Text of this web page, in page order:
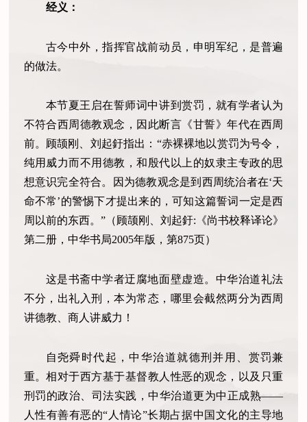
经义：
古今中外，指挥官战前动员，申明军纪，是普遍
的做法。
本节夏王启在誓师词中讲到赏罚，就有学者认为
不符合西周德教观念，因此断言《甘誓》年代在西周
前。顾颉刚、刘起釪指出：“赤裸裸地以赏罚为号令，
纯用威力而不用德教，和殷代以上的奴隶主专政的思
想意识完全符合。因为德教观念是到西周统治者在‘天
命不常’的警惕下才提出来的，可知这篇誓词一定是西
周以前的东西。”（顾颉刚、刘起釪:《尚书校释译论》
第二册，中华书局2005年版，第875页）
这是书斋中学者迂腐地面壁虚造。中华治道礼法
不分，出礼入刑，本为常态，哪里会截然两分为西周
讲德教、商人讲威力！
自尧舜时代起，中华治道就德刑并用、赏罚兼
重。相对于西方基于基督教人性恶的观念，以及只重
刑罚的政治、司法实践，中华治道更为中正成熟——
人性有善有恶的“人情论”长期占据中国文化的主导地